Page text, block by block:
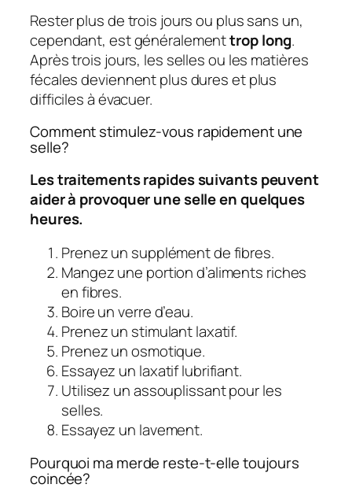
Rester plus de trois jours ou plus sans un,
cependant, est généralementtrop long.
Après trois jours, les selles ou les matières
fécales deviennent plus dures et plus
difficiles à évacuer.
Comment stimulez-vous rapidement une
selle?
Les traitements rapides suivants peuvent
aider à provoquer une selle en quelques
heures.
Prenez un supplément de fibres.
Mangez une portion d’aliments riches
en fibres.
Boire un verre d’eau.
Prenez un stimulant laxatif.
Prenez un osmotique.
Essayez un laxatif lubrifiant.
Utilisez un assouplissant pour les
selles.
Essayez un lavement.
Pourquoi ma merde reste-t-elle toujours
coincée?